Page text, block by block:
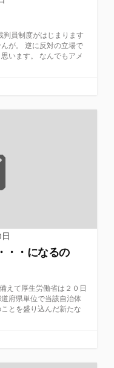
判員制度がはじまります
が。 逆に反対の立場で
います。 なんでもアメ
・・になるの
えて厚生労働省は２０日
府県単位で当該自治体
とを盛り込んだ新たな